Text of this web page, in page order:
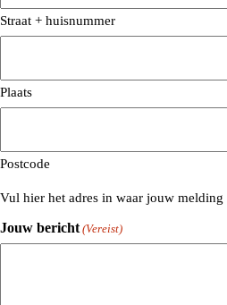
Straat + huisnummer
Plaats
Postcode
Vul hier het adres in waar jouw melding
Jouw bericht (Vereist)